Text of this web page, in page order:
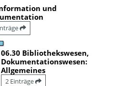
und
06.30 Bibliothekswesen,
Dokumentationswesen:
Allgemeines
2 Einträge